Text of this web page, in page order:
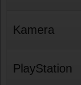
Kamera
PlayStation